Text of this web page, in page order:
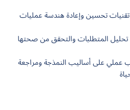
تقنيات تحسين وإعادة هندسة عمليات
تحليل المتطلبات والتحقق من صحتها
عملي على أساليب النمذجة ومراجعة